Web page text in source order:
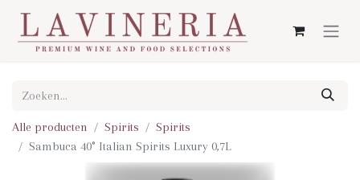
Alle producten Spirits
Spirits
Sambuca 40° Italian Spirits Luxury 0,7L